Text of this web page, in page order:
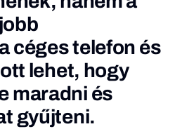
céges telefon és
lehet, hogy
maradni és
gyűjteni.